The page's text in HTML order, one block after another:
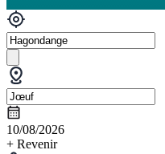
10/08/2026
+ Revenir